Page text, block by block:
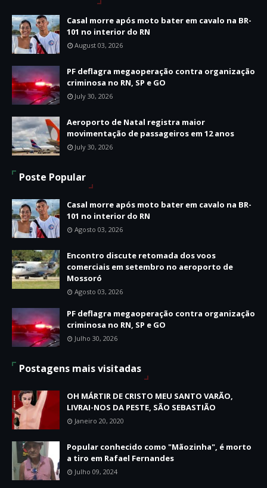
Casal morre após moto bater em cavalo na BR-
101 no interior do RN
August 03, 2026
PF deflagra megaoperação contra organização
criminosa no RN, SP e GO
July 30, 2026
Aeroporto de Natal registra maior
movimentação de passageiros em 12 anos
July 30, 2026
Poste Popular
Casal morre após moto bater em cavalo na BR-
101 no interior do RN
Agosto 03, 2026
Encontro discute retomada dos voos
comerciais em setembro no aeroporto de
Mossoró
Agosto 03, 2026
PF deflagra megaoperação contra organização
criminosa no RN, SP e GO
Julho 30, 2026
Postagens mais visitadas
OH MÁRTIR DE CRISTO MEU SANTO VARÃO,
LIVRAI-NOS DA PESTE, SÃO SEBASTIÃO
Janeiro 20, 2020
Popular conhecido como "Mãozinha", é morto
a tiro em Rafael Fernandes
Julho 09, 2024